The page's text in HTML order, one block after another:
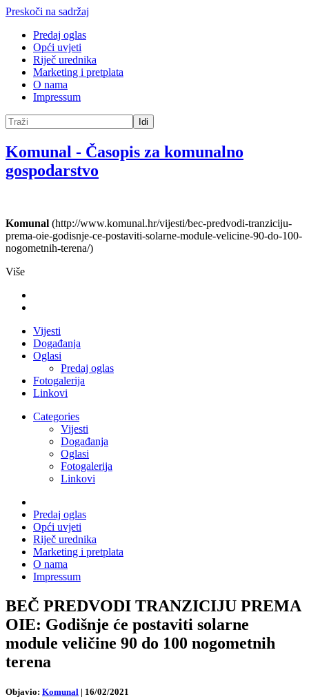
Preskoči na sadržaj
Predaj oglas
Opći uvjeti
Riječ urednika
Marketing i pretplata
O nama
Impressum
Idi
Komunal - Časopis za komunalno
gospodarstvo
Komunal (http://www.komunal.hr/vijesti/bec-predvodi-tranziciju-
prema-oie-godisnje-ce-postaviti-solarne-module-velicine-90-do-100-
nogometnih-terena/)
Više
Vijesti
Događanja
Oglasi
Predaj oglas
Fotogalerija
Linkovi
Categories
Vijesti
Događanja
Oglasi
Fotogalerija
Linkovi
Predaj oglas
Opći uvjeti
Riječ urednika
Marketing i pretplata
O nama
Impressum
BEČ PREDVODI TRANZICIJU PREMA
OIE: Godišnje će postaviti solarne
module veličine 90 do 100 nogometnih
terena
Objavio: Komunal | 16/02/2021